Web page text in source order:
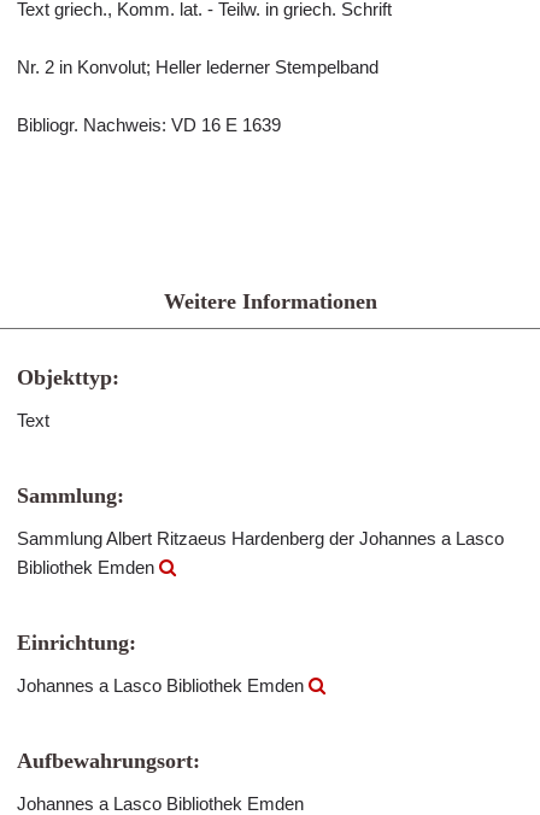
Text griech., Komm. lat. - Teilw. in griech. Schrift
Nr. 2 in Konvolut; Heller lederner Stempelband
Bibliogr. Nachweis: VD 16 E 1639
Weitere Informationen
Objekttyp:
Text
Sammlung:
Sammlung Albert Ritzaeus Hardenberg der Johannes a Lasco
Bibliothek Emden
Einrichtung:
Johannes a Lasco Bibliothek Emden
Aufbewahrungsort:
Johannes a Lasco Bibliothek Emden